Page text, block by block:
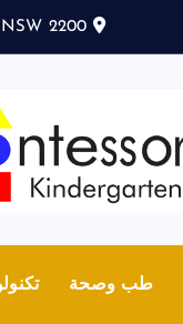
NSW 2200
طب وصحة